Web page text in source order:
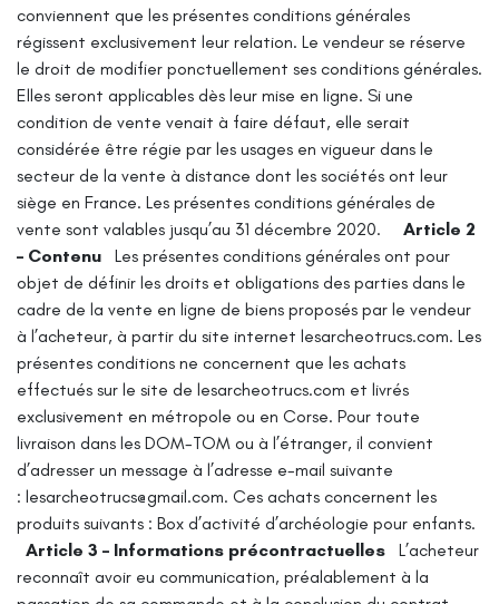
conviennent que les présentes conditions générales
régissent exclusivement leur relation. Le vendeur se réserve
le droit de modifier ponctuellement ses conditions générales.
Elles seront applicables dès leur mise en ligne. Si une
condition de vente venait à faire défaut, elle serait
considérée être régie par les usages en vigueur dans le
secteur de la vente à distance dont les sociétés ont leur
siège en France. Les présentes conditions générales de
vente sont valables jusqu’au 31 décembre 2020.
Article 2
– Contenu
Les présentes conditions générales ont pour
objet de définir les droits et obligations des parties dans le
cadre de la vente en ligne de biens proposés par le vendeur
à l’acheteur, à partir du site internet lesarcheotrucs.com. Les
présentes conditions ne concernent que les achats
effectués sur le site de lesarcheotrucs.com et livrés
exclusivement en métropole ou en Corse. Pour toute
livraison dans les DOM-TOM ou à l’étranger, il convient
d’adresser un message à l’adresse e-mail suivante
: lesarcheotrucs@gmail.com. Ces achats concernent les
produits suivants : Box d’activité d’archéologie pour enfants.
Article 3 – Informations précontractuelles
L’acheteur
reconnaît avoir eu communication, préalablement à la